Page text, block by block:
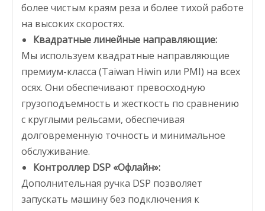
более чистым краям реза и более тихой работе
на высоких скоростях.
Квадратные линейные направляющие:
Мы используем квадратные направляющие
премиум-класса (Taiwan Hiwin или PMI) на всех
осях. Они обеспечивают превосходную
грузоподъемность и жесткость по сравнению
с круглыми рельсами, обеспечивая
долговременную точность и минимальное
обслуживание.
Контроллер DSP «Офлайн»:
Дополнительная ручка DSP позволяет
запускать машину без подключения к